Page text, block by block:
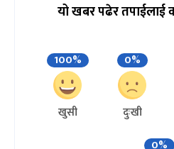
यो खबर पढेर तपाईलाई
100%
खुसी
0%
दुःखी
0%